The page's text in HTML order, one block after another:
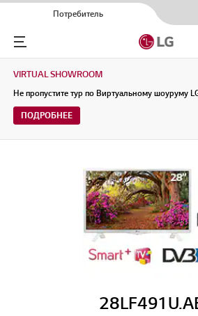
Потребитель
Menu
VIRTUAL SHOWROOM
Не пропустите тур по Виртуальному шоуруму
ПОДРОБНЕЕ